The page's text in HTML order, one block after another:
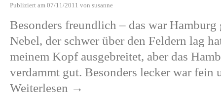
Publiziert am 07/11/2011 von susanne
Besonders freundlich – das war
Nebel, der schwer über den Feldern lag
meinem Kopf ausgebreitet, aber das
verdammt gut. Besonders lecker war
Weiterlesen →